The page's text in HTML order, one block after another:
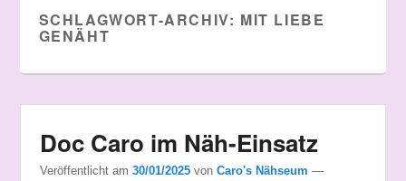
SCHLAGWORT-ARCHIV: MIT LIEBE
GENÄHT
Doc Caro im Näh-Einsatz
Veröffentlicht am 30/01/2025 von Caro's Nähseum —